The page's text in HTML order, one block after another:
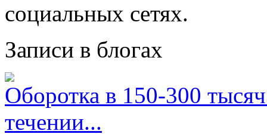
социальных сетях.
Записи в блогах
Оборотка в 150-300
течении...